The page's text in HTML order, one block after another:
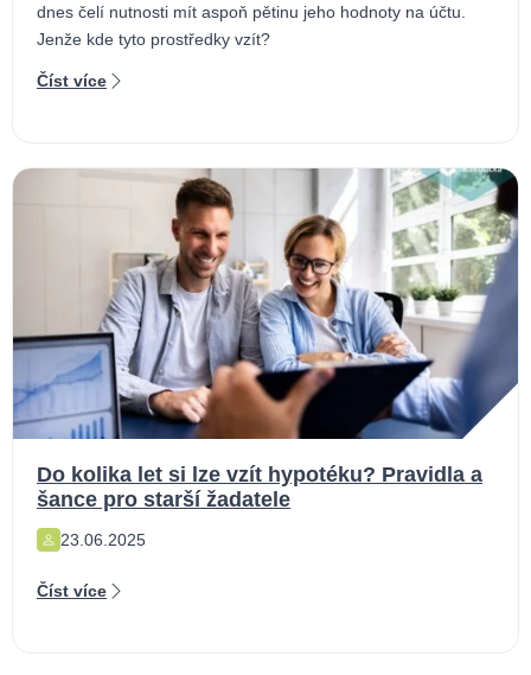
dnes čelí nutnosti mít aspoň pětinu jeho hodnoty na účtu.
Jenže kde tyto prostředky vzít?
Číst více
Do kolika let si lze vzít hypotéku? Pravidla a
šance pro starší žadatele
23.06.2025
Číst více